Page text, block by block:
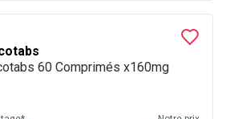
60 Comprimés x160mg